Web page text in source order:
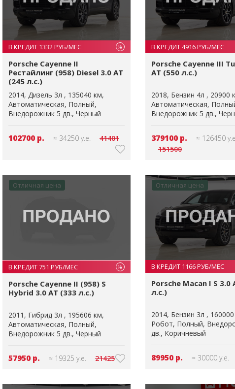
В КРЕДИТ 1332 РУБ/МЕС %
Porsche Cayenne II
Рестайлинг (958) Diesel 3.0 AT
(245 л.с.)
2014 Дизель 3л
135040 км
Автоматическая Полный
Внедорожник 5 дв. Черный
102700 р. ≈ 34250 у.е. 41401
В КРЕДИТ 4916 РУБ/МЕС
Porsche Cayenne III
AT (550 л.с.)
2018 Бензин 4л
20900
Автоматическая
Внедорожник 5 дв.
379100 р.
≈ 126450
151500
Отличная цена
В КРЕДИТ 751 РУБ/МЕС %
Porsche Cayenne II (958) S
Hybrid 3.0 AT (333 л.с.)
2011 Гибрид 3л
195606 км
Автоматическая Полный
Внедорожник 5 дв. Черный
57950 р. ≈ 19325 у.е. 21425
Отличная цена
В КРЕДИТ 1166 РУБ/МЕС
Porsche Macan I S 3.0
л.с.)
2014 Бензин 3л
Робот Полный
дв. Коричневый
89950 р. ≈ 30000 у.е.